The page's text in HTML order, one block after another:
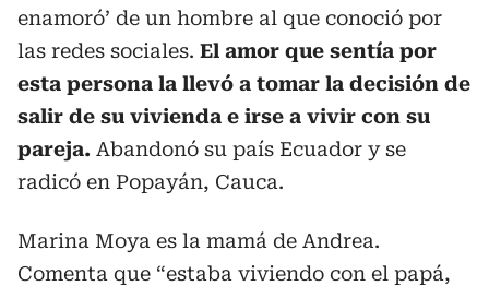
enamoró’ de un hombre al que conoció por
las redes sociales. El amor que sentía por
esta persona la llevó a tomar la decisión de
salir de su vivienda e irse a vivir con su
pareja. Abandonó su país Ecuador y se
radicó en Popayán, Cauca.
Marina Moya es la mamá de Andrea.
Comenta que “estaba viviendo con el papá,